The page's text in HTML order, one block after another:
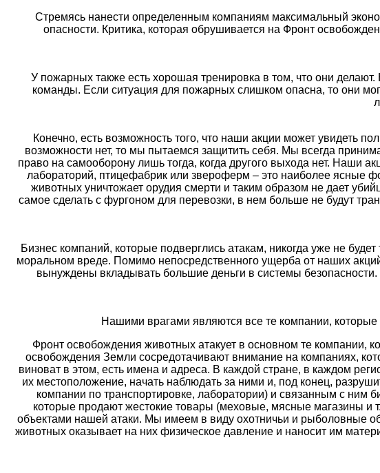
Стремясь нанести определенным компаниям максимальный
опасности. Критика, которая обрушивается на Фронт
У пожарных также есть хорошая тренировка в том, что они
команды. Если ситуация для пожарных слишком опасна, то они
Конечно, есть возможность того, что наши акции может увидеть
возможности нет, то мы пытаемся защитить себя. Мы всегда
право на самооборону лишь тогда, когда другого выхода нет. Наши
лабораторий, птицефабрик или звероферм – это наиболее ясные
животных уничтожает орудия смерти и таким образом не дает
самое сделать с фургоном для перевозки, в нем больше не будут
Бизнес компаний, которые подверглись атакам, никогда уже не
моральном вреде. Помимо непосредственного ущерба от наших
вынуждены вкладывать большие деньги в системы
Нашими врагами являются все те компании,
Фронт освобождения животных атакует в основном те
освобождения Земли сосредотачивают внимание на компаниях,
виноват в этом, есть имена и адреса. В каждой стране, в каждом
их местоположение, начать наблюдать за ними и, под конец,
компании по транспортировке, лаборатории) и связанным с ним
которые продают жестокие товары (меховые, мясные магазины и
объектами нашей атаки. Мы имеем в виду охотничьи и рыболовные
животных оказывает на них физическое давление и наносит им